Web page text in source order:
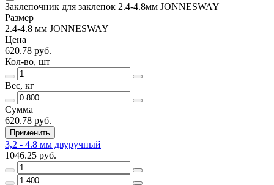
Заклепочник для заклепок 2.4-4.8мм JONNESWAY
Размер
2.4-4.8 мм JONNESWAY
Цена
620.78 руб.
Кол-во, шт
Вес, кг
Сумма
620.78 руб.
Применить
3,2 - 4.8 мм двуручный
1046.25 руб.